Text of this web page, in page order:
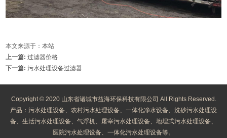
本文来源于：本站
上一篇:过滤器价格
下一篇:污水处理设备过滤器
Copyright © 2020 山东省诸城市益海环保科技有限公司 All Rights Reserved.
产品：污水处理设备、农村污水处理设备、一体化净水设备、洗砂污水处理设
备、生活污水处理设备、气浮机、屠宰污水处理设备、地埋式污水处理设备、
医院污水处理设备、一体化污水处理设备等。